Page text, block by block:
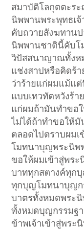
สมาบัติโลกุตตะร
นิพพานพระพุทธเ
คับถวายสังฆทาน
นิพพานชาตินี้คับโ
วิปัสสนาญาณทั้งห
แช่งสาปหรือคิดร้
ว่าร้ายแก่ผมแม้แ
แบบเทวทัตหวังร้า
แก่ผมถ้ามันทำขอ
ไม่ได้ถ้าทำขอให้
ตลอดไปตราบผม
โมทนาบุญพระนิพ
ขอให้ผมเข้าสู่พร
บาททุกสตางค์ทุก
ทุกบุญโมทนาบุญก
บาตรทั้งหมดพระ
ทั้งหมดบุญกรรมฐ
ข้าพเจ้าเข้าสู่พระ